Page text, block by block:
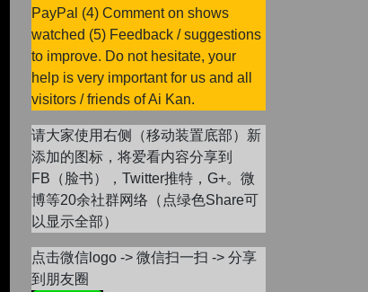
PayPal (4) Comment on shows
watched (5) Feedback / suggestions
to improve. Do not hesitate, your
help is very important for us and all
visitors / friends of Ai Kan.
请大家使用右侧（移动装置底部）新
添加的图标，将爱看内容分享到
FB（脸书），Twitter推特，G+。微
博等20余社群网络（点绿色Share可
以显示全部）
点击微信logo -> 微信扫一扫 -> 分享
到朋友圈